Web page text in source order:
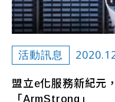
活動訊息
盟立e化服務新紀元
「ArmStrong」